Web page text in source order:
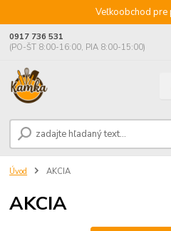
Veľkoobchod pre
0917 736 531
(PO-ŠT 8:00-16:00, PIA 8:00-15:00)
Úvod AKCIA
AKCIA